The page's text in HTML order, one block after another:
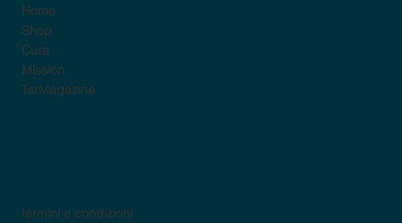
Home
Shop
Cura
Mission
TarMagazine
termini e condizioni